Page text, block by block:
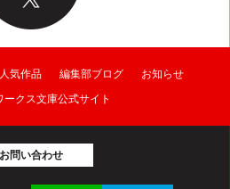
人気作品 編集部ブログ
お知らせ
ークス文庫公式サイト
お問い合わせ